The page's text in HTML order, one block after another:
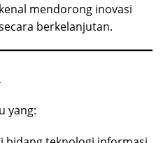
mendorong inovasi
berkelanjutan.
yang: